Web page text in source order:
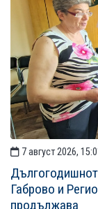
7 август 2026,
Габрово и
продължава